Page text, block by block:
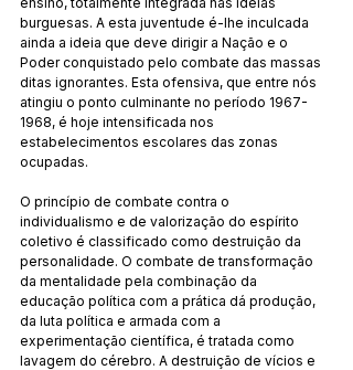
burguesas. A esta juventude é-lhe inculcada
ainda a ideia que deve dirigir a Nação e o
Poder conquistado pelo combate das massas
ditas ignorantes. Esta ofensiva, que entre nós
atingiu o ponto culminante no período 1967-
1968, é hoje intensificada nos
estabelecimentos escolares das zonas
ocupadas.
O princípio de combate contra o
individualismo e de valorização do espírito
coletivo é classificado como destruição da
personalidade. O combate de transformação
da mentalidade pela combinação da
educação política com a prática dá produção,
da luta política e armada com a
experimentação científica, é tratada como
lavagem do cérebro. A destruição de vícios e